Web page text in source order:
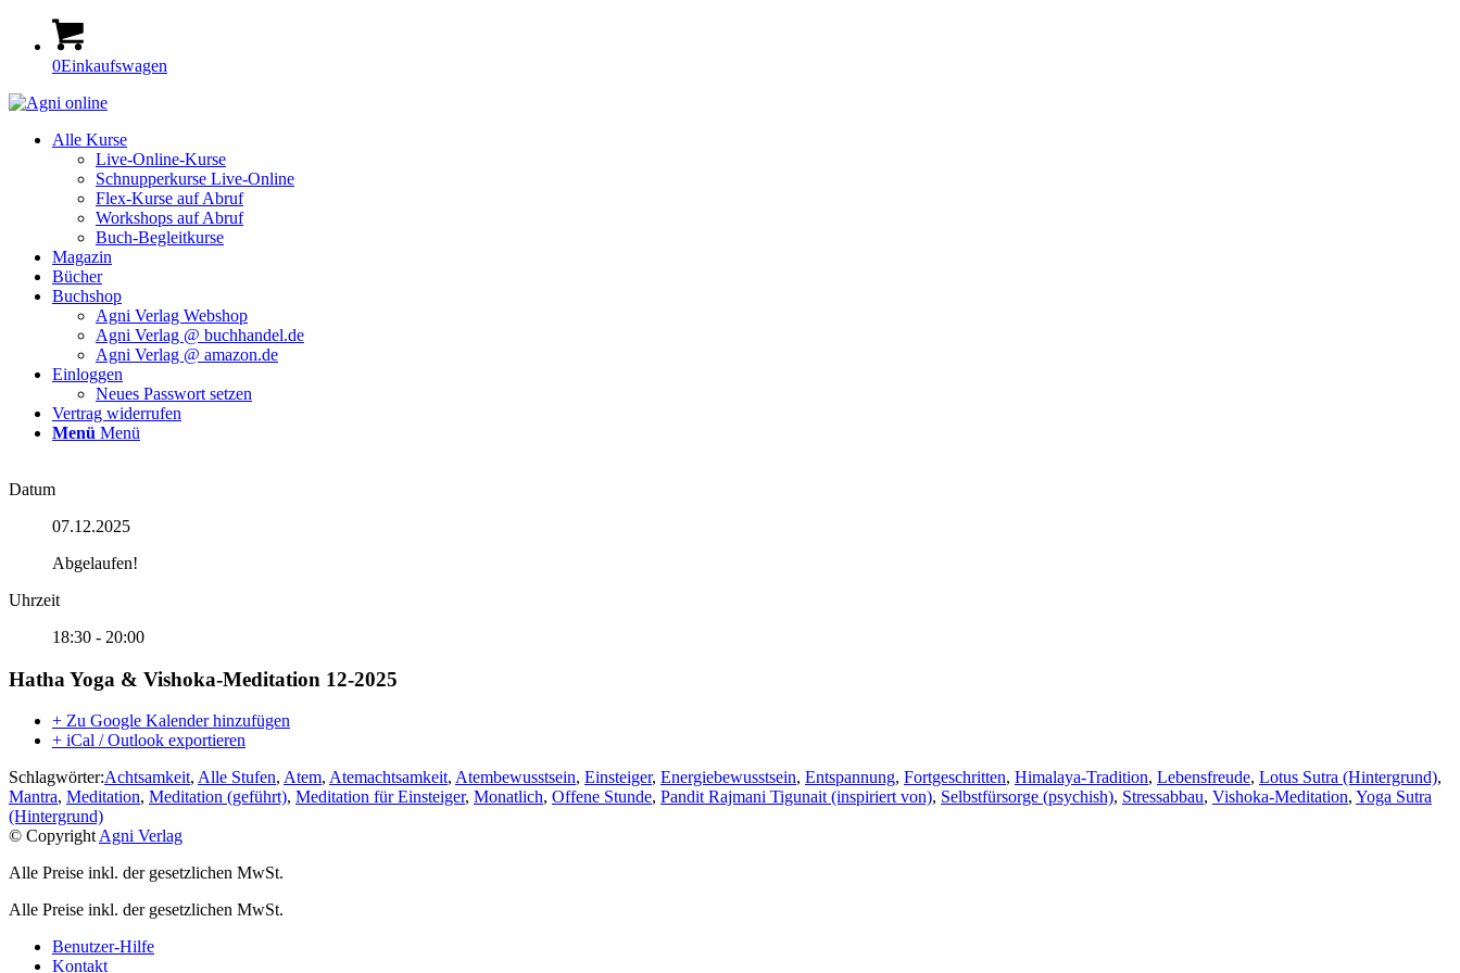
0Einkaufswagen
Alle Kurse
Live-Online-Kurse
Schnupperkurse Live-Online
Flex-Kurse auf Abruf
Workshops auf Abruf
Buch-Begleitkurse
Magazin
Bücher
Buchshop
Agni Verlag Webshop
Agni Verlag @ buchhandel.de
Agni Verlag @ amazon.de
Einloggen
Neues Passwort setzen
Vertrag widerrufen
Menü Menü
Datum
07.12.2025
Abgelaufen!
Uhrzeit
18:30 - 20:00
Hatha Yoga & Vishoka-Meditation 12-2025
+ Zu Google Kalender hinzufügen
+ iCal / Outlook exportieren
Schlagwörter:Achtsamkeit, Alle Stufen, Atem, Atemachtsamkeit, Atembewusstsein, Einsteiger, Energiebewusstsein, Entspannung, Fortgeschritten, Himalaya-Tradition, Lebensfreude, Lotus Sutra (Hintergrund),
Mantra, Meditation, Meditation (geführt), Meditation für Einsteiger, Monatlich, Offene Stunde, Pandit Rajmani Tigunait (inspiriert von), Selbstfürsorge (psychish), Stressabbau, Vishoka-Meditation, Yoga Sutra
(Hintergrund)
© CopyrightAgni Verlag
Alle Preise inkl. der gesetzlichen MwSt.
Alle Preise inkl. der gesetzlichen MwSt.
Benutzer-Hilfe
Kontakt